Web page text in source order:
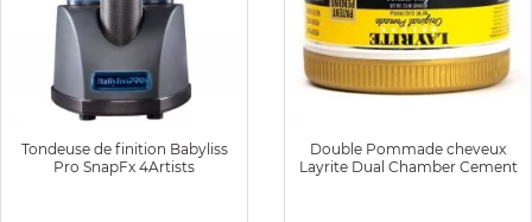
Tondeuse de finition Babyliss
Pro SnapFx 4Artists
Double Pommade cheveux
Layrite Dual Chamber Cement